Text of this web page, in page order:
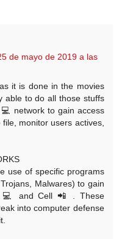
de mayo de 2019 a las
it is done in the movies
able to do all those stuffs
network to gain access
monitor users actives,
use of specific programs
Malwares) to gain
💻 and Cell 📲 . These
into computer defense